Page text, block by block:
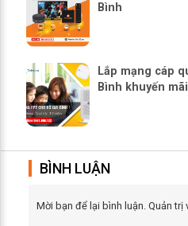
Bình
Lắp mạng cáp
Bình khuyến
BÌNH LUẬN
Mời bạn để lại bình luận. Quản trị